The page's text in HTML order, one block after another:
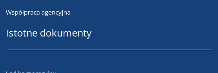
Współpraca agencyjna
Istotne dokumenty